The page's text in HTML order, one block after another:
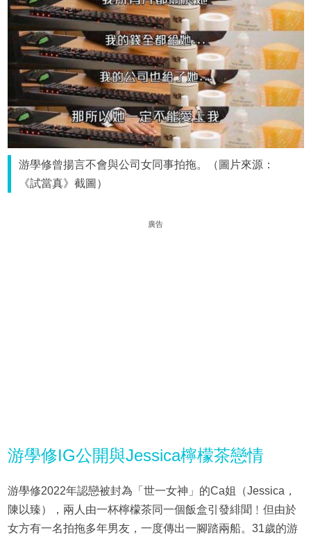
游學修曾揚言不會與公司女同事拍拖。（圖片來源：
《試當真》截圖）
廣告
游學修IG公開與Jessica檸檬茶戀情
游學修2022年認戀被封為「世一女神」的Ca姐（Jessica，
陳以臻），兩人由一杯檸檬茶同一個飯盒引發緋聞﹗但由於
女方有一名拍拖多年男友，一度傳出一腳踏兩船。31歲的游